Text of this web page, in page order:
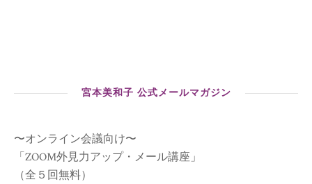
宮本美和子 公式メールマガジン
〜オンライン会議向け〜
「ZOOM外見力アップ・メール講座」
（全５回無料）